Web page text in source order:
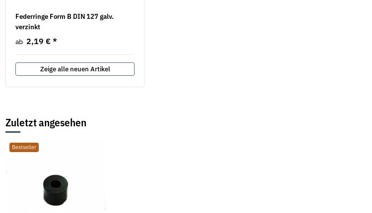
Federringe Form B DIN 127 galv.
verzinkt
ab 2,19 € *
Zeige alle neuen Artikel
Zuletzt angesehen
Bestseller